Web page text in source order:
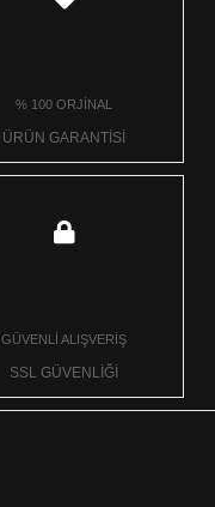
% 100 ORJİNAL
ÜRÜN GARANTİSİ
GÜVENLİ ALIŞVERİŞ
SSL GÜVENLİĞİ